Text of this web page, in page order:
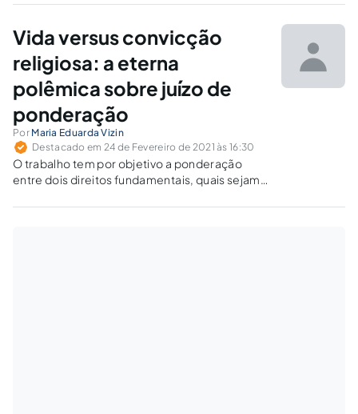
algumas buscam preservar valores essenciais
orientações ao ente tributante.
Vida versus convicção
religiosa: a eterna
polêmica sobre juízo de
ponderação
Por Maria Eduarda Vizin
Destacado em 24 de Fevereiro de 2021 às 16:30
O trabalho tem por objetivo a ponderação
entre dois direitos fundamentais, quais sejam,
Testemunhas de Jeová, à luz dos princípios